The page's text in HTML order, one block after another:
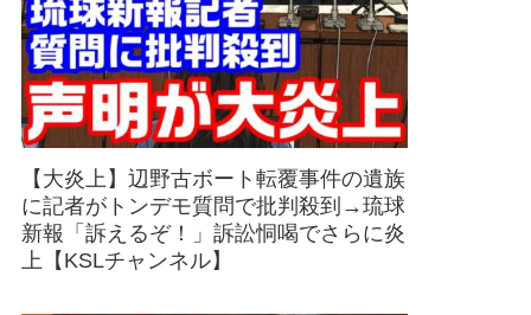
【大炎上】辺野古ボート転覆事件の遺族
に記者がトンデモ質問で批判殺到→琉球
新報「訴えるぞ！」訴訟恫喝でさらに炎
上【KSLチャンネル】